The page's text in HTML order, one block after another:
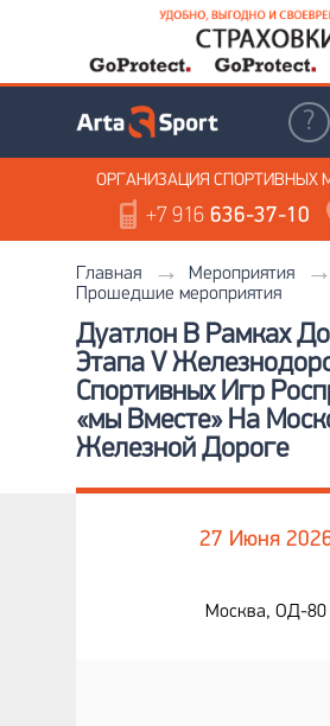
ОРГАНИЗАЦИЯ СПОРТИВНЫХ
+7 916636-37-10
Главная
Мероприятия
Прошедшие мероприятия
Дуатлон В Рамках
Этапа V
Спортивных Игр
«мы Вместе» На
Железной Дороге
27 Июня
Москва, ОД-80